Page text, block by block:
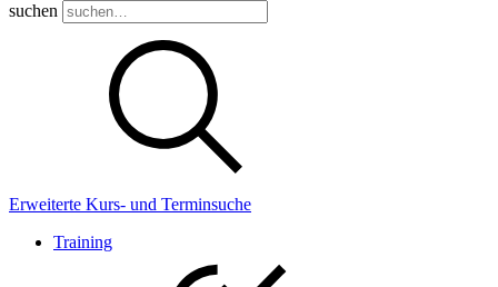
suchen
Erweiterte Kurs- und Terminsuche
Training